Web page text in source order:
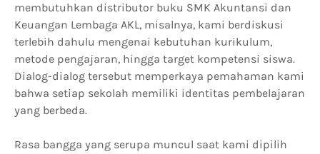
membutuhkan distributor buku SMK Akuntansi dan
Keuangan Lembaga AKL, misalnya, kami berdiskusi
terlebih dahulu mengenai kebutuhan kurikulum,
metode pengajaran, hingga target kompetensi siswa.
Dialog-dialog tersebut memperkaya pemahaman kami
bahwa setiap sekolah memiliki identitas pembelajaran
yang berbeda.
Rasa bangga yang serupa muncul saat kami dipilih